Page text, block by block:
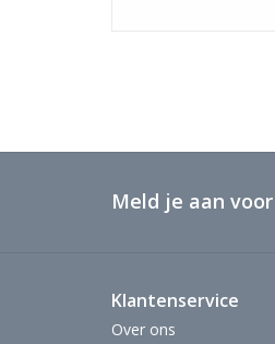
Meld je aan
Klantenservice
Over ons